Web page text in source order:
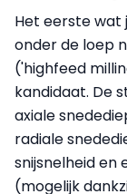
Het eerste wat
onder de loep
('highfeed
kandidaat. De
axiale
radiale
snijsnelheid
(mogelijk